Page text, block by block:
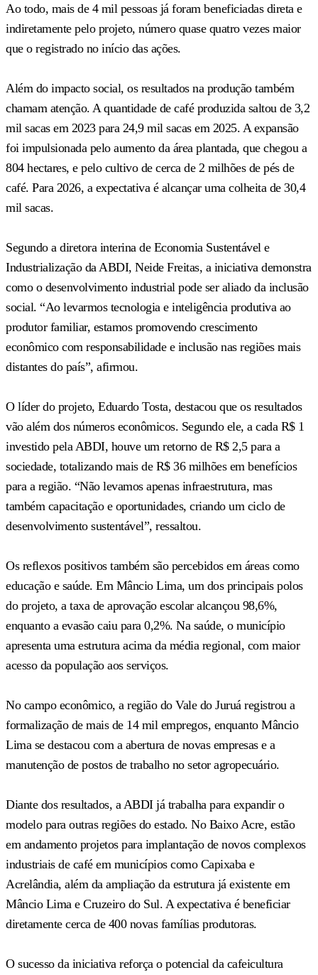
Ao todo, mais de 4 mil pessoas já foram beneficiadas direta e
indiretamente pelo projeto, número quase quatro vezes maior
que o registrado no início das ações.
Além do impacto social, os resultados na produção também
chamam atenção. A quantidade de café produzida saltou de 3,2
mil sacas em 2023 para 24,9 mil sacas em 2025. A expansão
foi impulsionada pelo aumento da área plantada, que chegou a
804 hectares, e pelo cultivo de cerca de 2 milhões de pés de
café. Para 2026, a expectativa é alcançar uma colheita de 30,4
mil sacas.
Segundo a diretora interina de Economia Sustentável e
Industrialização da ABDI, Neide Freitas, a iniciativa demonstra
como o desenvolvimento industrial pode ser aliado da inclusão
social. “Ao levarmos tecnologia e inteligência produtiva ao
produtor familiar, estamos promovendo crescimento
econômico com responsabilidade e inclusão nas regiões mais
distantes do país”, afirmou.
O líder do projeto, Eduardo Tosta, destacou que os resultados
vão além dos números econômicos. Segundo ele, a cada R$ 1
investido pela ABDI, houve um retorno de R$ 2,5 para a
sociedade, totalizando mais de R$ 36 milhões em benefícios
para a região. “Não levamos apenas infraestrutura, mas
também capacitação e oportunidades, criando um ciclo de
desenvolvimento sustentável”, ressaltou.
Os reflexos positivos também são percebidos em áreas como
educação e saúde. Em Mâncio Lima, um dos principais polos
do projeto, a taxa de aprovação escolar alcançou 98,6%,
enquanto a evasão caiu para 0,2%. Na saúde, o município
apresenta uma estrutura acima da média regional, com maior
acesso da população aos serviços.
No campo econômico, a região do Vale do Juruá registrou a
formalização de mais de 14 mil empregos, enquanto Mâncio
Lima se destacou com a abertura de novas empresas e a
manutenção de postos de trabalho no setor agropecuário.
Diante dos resultados, a ABDI já trabalha para expandir o
modelo para outras regiões do estado. No Baixo Acre, estão
em andamento projetos para implantação de novos complexos
industriais de café em municípios como Capixaba e
Acrelândia, além da ampliação da estrutura já existente em
Mâncio Lima e Cruzeiro do Sul. A expectativa é beneficiar
diretamente cerca de 400 novas famílias produtoras.
O sucesso da iniciativa reforça o potencial da cafeicultura